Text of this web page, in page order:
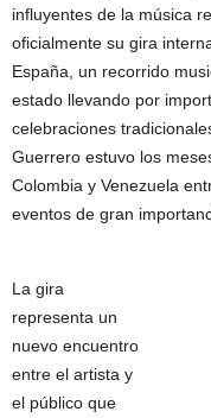
influyentes de la música
oficialmente su gira
España, un recorrido
estado llevando por
celebraciones
Guerrero estuvo los
Colombia y Venezuela
eventos de gran
La gira
representa un
nuevo encuentro
entre el artista y
el público que